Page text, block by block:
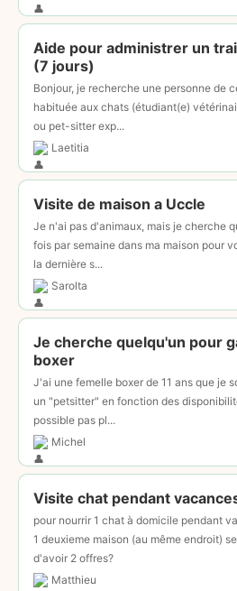
Aide pour administrer un
(7 jours)
Bonjour, je recherche une personne de
habituée aux chats (étudiant(e)
ou pet-sitter exp...
Laetitia
Visite de maison a Uccle
Je n'ai pas d'animaux, mais je cherche
fois par semaine dans ma maison pour
la dernière s...
Sarolta
Je cherche quelqu'un pour
boxer
J'ai une femelle boxer de 11 ans que je
un "petsitter" en fonction des
possible pas pl...
Michel
Visite chat pendant
pour nourrir 1 chat à domicile pendant
1 deuxieme maison (au même endroit)
d'avoir 2 offres?
Matthieu